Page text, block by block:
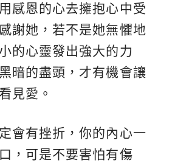
感恩的心去擁抱心中受
謝她，若不是她無懼地
的心靈發出強大的力
暗的盡頭，才有機會讓
見愛。
會有挫折，你的內心一
，可是不要害怕有傷